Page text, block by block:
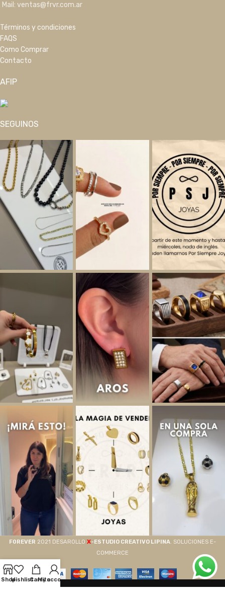
Mail: ventas@frvr.com.ar
Términos y condiciones
FAQS
Como Comprar
Contacto
AFIP
SEGUINOS
F0REVER 2021 DESAROLLO X-ESTUDIO CREATIVO LIPINA. SOLUCIONES E-
COMMERCE
ShopWishlistCarrito
My account